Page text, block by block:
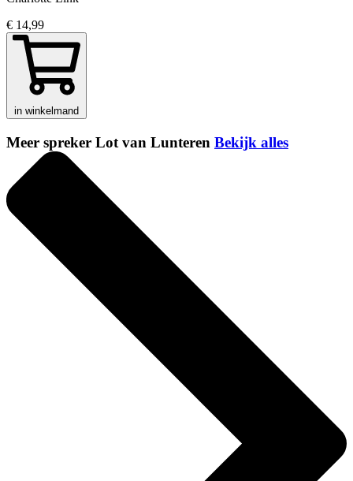
€ 14,99
in winkelmand
Meer spreker Lot van Lunteren Bekijk alles